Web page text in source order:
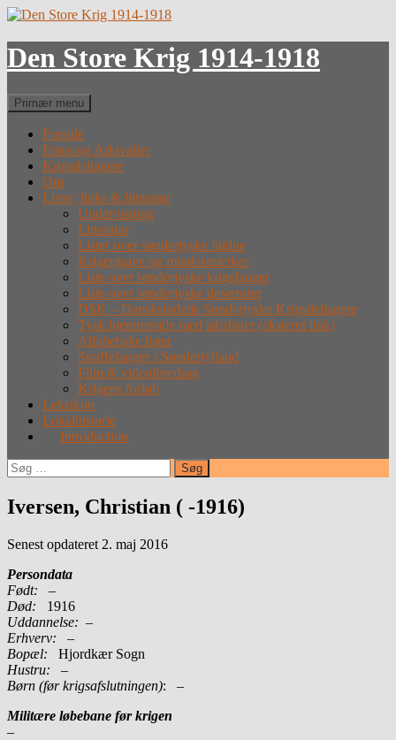
Hop
indhold
Den Store Krig 1914-1918
Søg
Primær menu
Forside
Fotos og Arkivalier
Krigsdeltagere
Om
Lister, links & litteratur
Undervisning
Litteratur
Lister over sønderjyske faldne
Krigergrave og mindesmærker
Liste over sønderjyske krigsfanger
Liste over sønderjyske desertører
DSK – Dansksindede Sønderjyske Krigsdeltagere
Tysk hjemmeside med tabslister (eksternt link)
Alfabetiske lister
Straffefanger i Sønderjylland
Film & videoforedrag
Krigens forløb
Leksikon
Lokalhistorie
Introduction
Søg
efter:
Iversen, Christian ( -1916)
Senest opdateret 2. maj 2016
Persondata
Født: –
Død: 1916
Uddannelse: –
Erhverv: –
Bopæl: Hjordkær Sogn
Hustru: –
Børn (før krigsafslutningen): –
Militære løbebane før krigen
–